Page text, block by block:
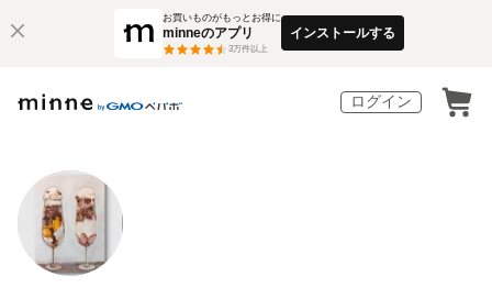
お買いものがもっとお得に
minneのアプリ
3万件以上
インストールする
ログイン